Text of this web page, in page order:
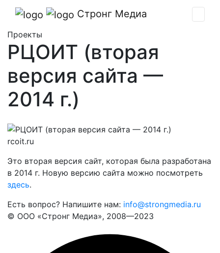
Стронг Медиа
Проекты
РЦОИТ (вторая
версия сайта —
2014 г.)
rcoit.ru
Это вторая версия сайт, которая была разработана
в 2014 г. Новую версию сайта можно посмотреть
здесь.
Есть вопрос? Напишите нам: info@strongmedia.ru
© ООО «Стронг Медиа», 2008—2023